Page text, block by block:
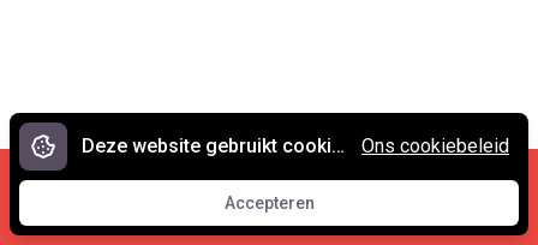
Cookies en privacy •
Contact
© 2007 - 2026 Spreekwoorden.nl
Deze website gebruikt cookies.
Accepteren
Accepteren
Ons cookiebeleid